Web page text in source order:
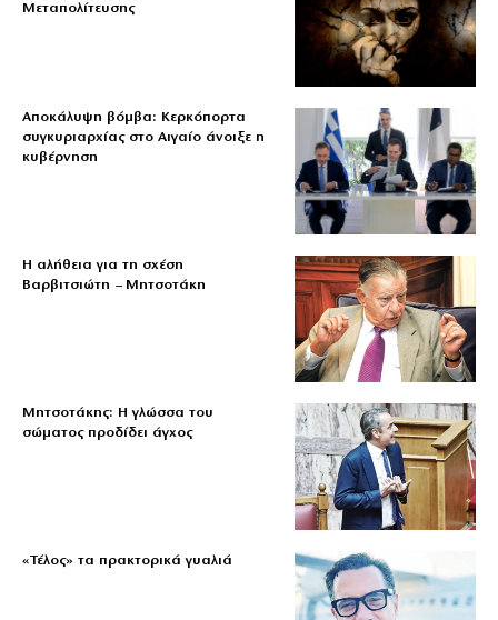
Μεταπολίτευσης
Αποκάλυψη βόμβα: Κερκόπορτα
συγκυριαρχίας στο Αιγαίο άνοιξε η
κυβέρνηση
Η αλήθεια για τη σχέση
Βαρβιτσιώτη – Μητσοτάκη
Μητσοτάκης: Η γλώσσα του
σώματος προδίδει άγχος
«Τέλος» τα πρακτορικά γυαλιά